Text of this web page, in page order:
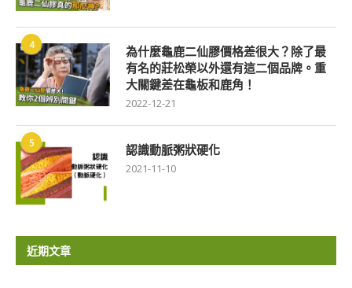
4
為什麼龜鹿二仙膠價格差很大？除了最
有名的莊松榮以外還有這二個品牌。重
大關鍵差在龜板和鹿角！
2022-12-21
5 認識動脈粥狀硬化
2021-11-10
近期文章